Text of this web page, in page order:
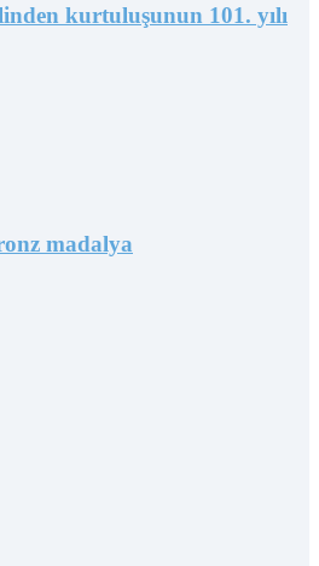
kurtuluşunun 101. yılı
madalya